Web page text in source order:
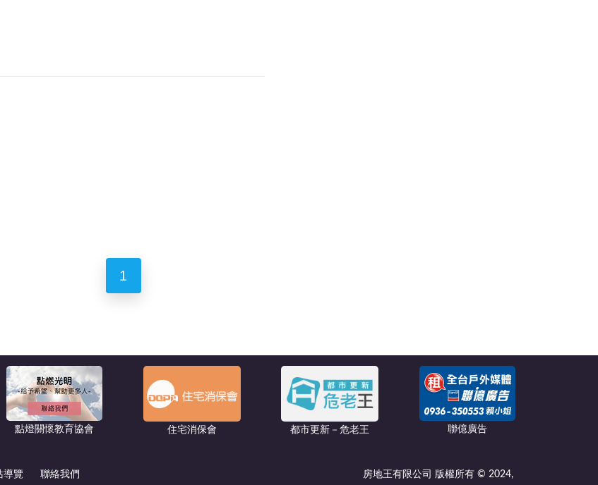
1
點燈關懷教育協會 住宅消保會 都市更新－危老王 聯億廣告
導覽 聯絡我們 房地王有限公司 版權所有 © 2024,